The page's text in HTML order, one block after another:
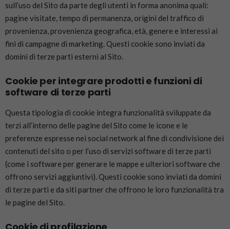
sull’uso del Sito da parte degli utenti in forma anonima quali:
pagine visitate, tempo di permanenza, origini del traffico di
provenienza, provenienza geografica, età, genere e interessi ai
fini di campagne di marketing. Questi cookie sono inviati da
domini di terze parti esterni al Sito.
Cookie per integrare prodotti e funzioni di
software di terze parti
Questa tipologia di cookie integra funzionalità sviluppate da
terzi all’interno delle pagine del Sito come le icone e le
preferenze espresse nei social network al fine di condivisione dei
contenuti del sito o per l’uso di servizi software di terze parti
(come i software per generare le mappe e ulteriori software che
offrono servizi aggiuntivi). Questi cookie sono inviati da domini
di terze parti e da siti partner che offrono le loro funzionalità tra
le pagine del Sito.